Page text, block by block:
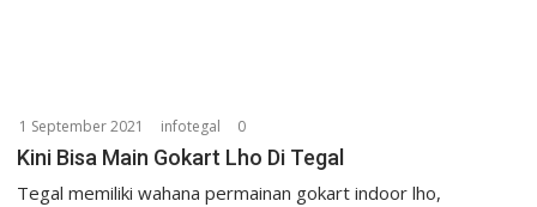
1 September 2021 infotegal 0
Kini Bisa Main Gokart Lho Di Tegal
Tegal memiliki wahana permainan gokart indoor lho,